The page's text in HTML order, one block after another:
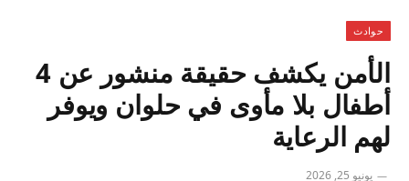
حوادث
الأمن يكشف حقيقة منشور عن 4
أطفال بلا مأوى في حلوان ويوفر
لهم الرعاية
يونيو 25, 2026